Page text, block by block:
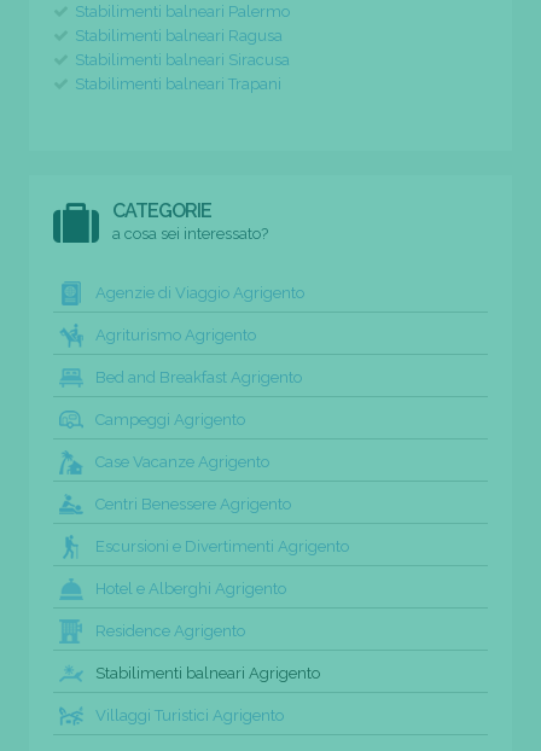
Stabilimenti balneari Palermo
Stabilimenti balneari Ragusa
Stabilimenti balneari Siracusa
Stabilimenti balneari Trapani
CATEGORIE
a cosa sei interessato?
Agenzie di Viaggio Agrigento
Agriturismo Agrigento
Bed and Breakfast Agrigento
Campeggi Agrigento
Case Vacanze Agrigento
Centri Benessere Agrigento
Escursioni e Divertimenti Agrigento
Hotel e Alberghi Agrigento
Residence Agrigento
Stabilimenti balneari Agrigento
Villaggi Turistici Agrigento